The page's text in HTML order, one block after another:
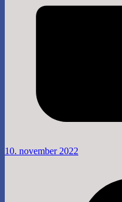
10. november 2022